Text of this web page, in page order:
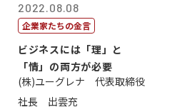
2022.08.08
企業家たちの金言
ビジネスには「理」と
「情」の両方が必要
(株)ユーグレナ 代表取締役
社長 出雲充